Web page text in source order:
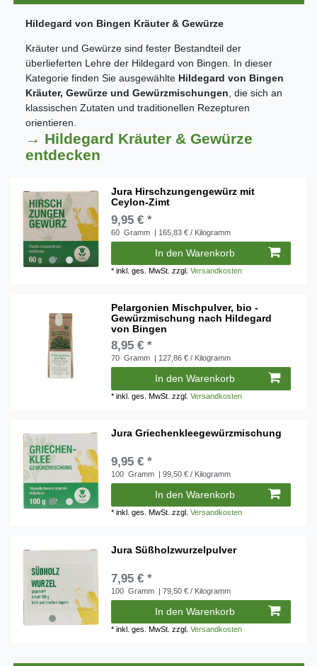
Hildegard von Bingen Kräuter & Gewürze
Kräuter und Gewürze sind fester Bestandteil der
überlieferten Lehre der Hildegard von Bingen. In dieser
Kategorie finden Sie ausgewählte Hildegard von Bingen
Kräuter, Gewürze und Gewürzmischungen, die sich an
klassischen Zutaten und traditionellen Rezepturen
orientieren.
→ Hildegard Kräuter & Gewürze
entdecken
Jura Hirschzungengewürz mit
Ceylon-Zimt
9,95 € *
60 Gramm | 165,83 € / Kilogramm
In den Warenkorb
*inkl. ges. MwSt. zzgl.Versandkosten
Pelargonien Mischpulver, bio -
Gewürzmischung nach Hildegard
von Bingen
8,95 € *
70 Gramm | 127,86 € / Kilogramm
In den Warenkorb
*inkl. ges. MwSt. zzgl.Versandkosten
Jura Griechenkleegewürzmischung
9,95 € *
100 Gramm | 99,50 € / Kilogramm
In den Warenkorb
*inkl. ges. MwSt. zzgl.Versandkosten
Jura Süßholzwurzelpulver
7,95 € *
100 Gramm | 79,50 € / Kilogramm
In den Warenkorb
*inkl. ges. MwSt. zzgl.Versandkosten